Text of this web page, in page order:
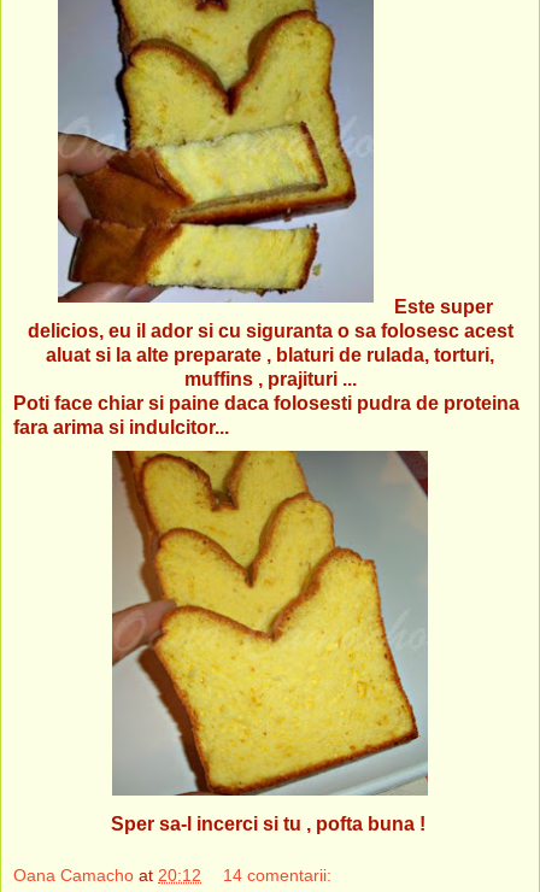
Este super
delicios, eu il ador si cu siguranta o sa folosesc acest
aluat si la alte preparate , blaturi de rulada, torturi,
muffins , prajituri ...
Poti face chiar si paine daca folosesti pudra de proteina
fara arima si indulcitor...
Sper sa-l incerci si tu , pofta buna !
Oana Camacho at 20:12 14 comentarii: